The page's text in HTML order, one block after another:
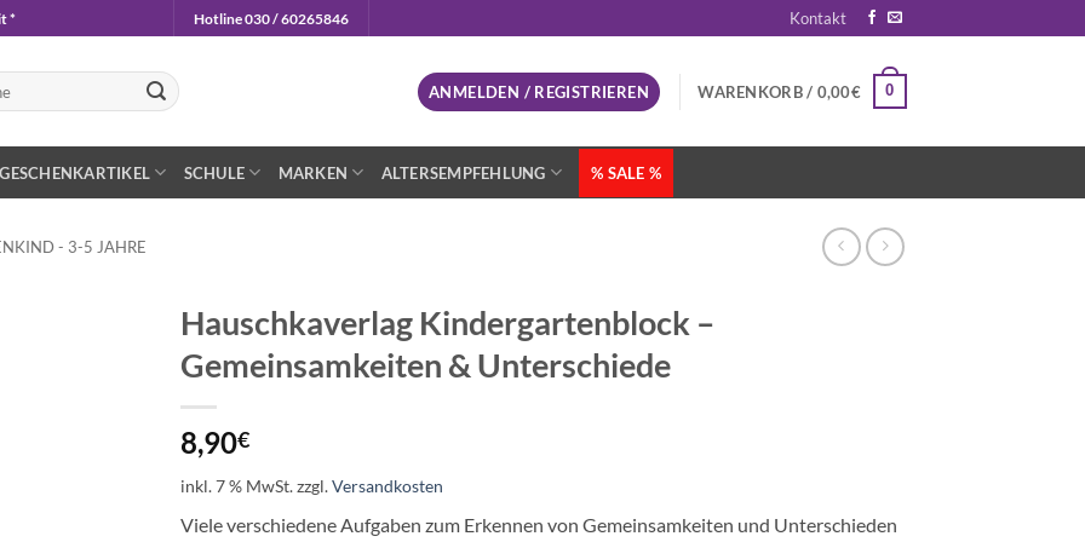
* Hotline 030 / 60265846 Kontakt
ANMELDEN / REGISTRIEREN WARENKORB / 0,00€ 0
GESCHENKARTIKEL SCHULE MARKEN ALTERSEMPFEHLUNG % SALE %
- 3-5 JAHRE
Hauschkaverlag Kindergartenblock –
Gemeinsamkeiten & Unterschiede
8,90€
inkl. 7 % MwSt.zzgl.Versandkosten
Viele verschiedene Aufgaben zum Erkennen von Gemeinsamkeiten und Unterschieden